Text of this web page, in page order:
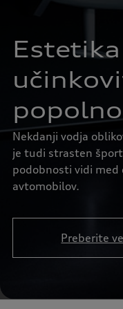
Nekdanji vodja
je tudi strasten
podobnosti vidi med
avtomobilov.
Preberite